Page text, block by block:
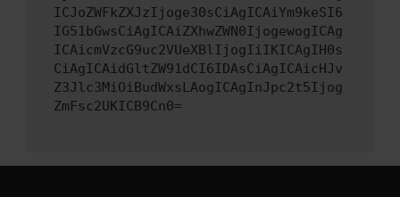
ICJoZWFkZXJzIjoge30sCiAgICAiYm9keSI6
IG51bGwsCiAgICAiZXhwZWN0IjogewogICAg
ICAicmVzcG9uc2VUeXBlIjogIiIKICAgIH0s
CiAgICAidGltZW91dCI6IDAsCiAgICAicHJv
Z3Jlc3MiOiBudWxsLAogICAgInJpc2t5Ijog
ZmFsc2UKICB9Cn0=